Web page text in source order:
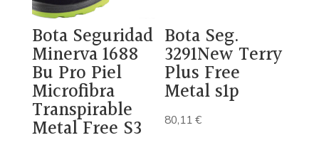
Bota Seguridad
Minerva 1688
Bu Pro Piel
Microfibra
Transpirable
Metal Free S3
Bota Seg.
3291New Terry
Plus Free
Metal s1p
80,11€